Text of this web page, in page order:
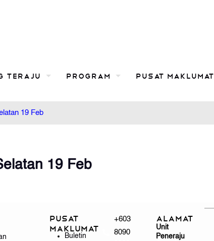
TERAJU Program Pusat Maklumat
19 Feb
19 Feb
Pusat
Maklumat
Buletin
+603
8090
Alamat
Unit
Peneraju